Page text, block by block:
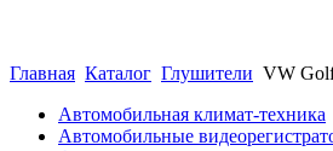
Главная Каталог Глушители VW Golf
Автомобильная климат-техника
Автомобильные